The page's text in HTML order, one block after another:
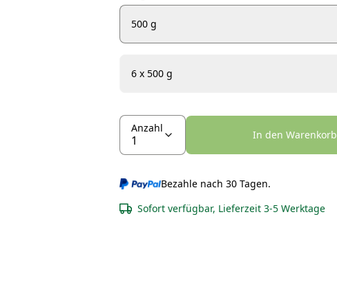
500 g
6 x 500 g
Anzahl
In den Warenkorb
Bezahle nach 30 Tagen.
Sofort verfügbar, Lieferzeit 3-5 Werktage